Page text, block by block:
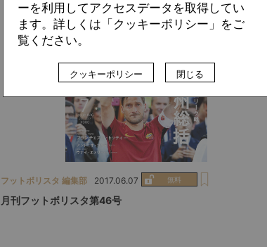
フットボリスタ 編集部 2017.06.07
月刊フットボリスタ第46号
ーを利用してアクセスデータを取得してい
ます。詳しくは「クッキーポリシー」をご
覧ください。
クッキーポリシー 閉じる